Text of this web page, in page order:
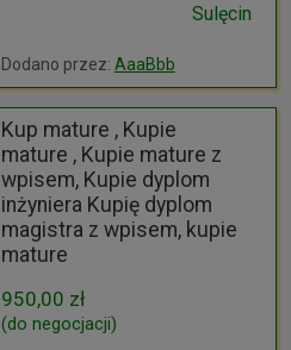
Sulęcin
Dodano przez: AaaBbb
Kup mature , Kupie
mature , Kupie mature z
wpisem, Kupie dyplom
inżyniera Kupię dyplom
magistra z wpisem, kupie
mature
950,00 zł
(do negocjacji)